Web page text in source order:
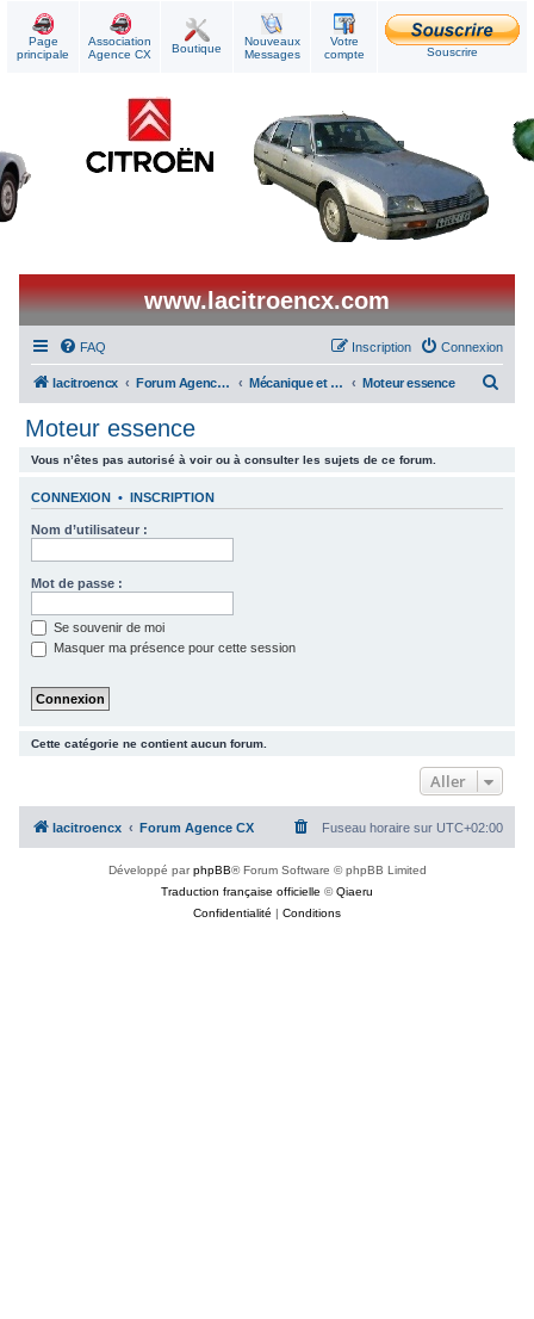
Page
principale
Association
Agence CX
Boutique
Nouveaux
Messages
Votre
compte
Souscrire
www.lacitroencx.com
FAQ Connexion
Inscription
lacitroencx Forum Agence CX Mécanique et Réparations Moteur essence
Moteur essence
Vous n’êtes pas autorisé à voir ou à consulter les sujets de ce forum.
CONNEXION • INSCRIPTION
Nom d’utilisateur :
Mot de passe :
Se souvenir de moi
Masquer ma présence pour cette session
Cette catégorie ne contient aucun forum.
Aller
lacitroencx Forum Agence CX Fuseau horaire sur UTC+02:00
Développé parphpBB® Forum Software © phpBB Limited
Traduction française officielle ©Qiaeru
Confidentialité | Conditions